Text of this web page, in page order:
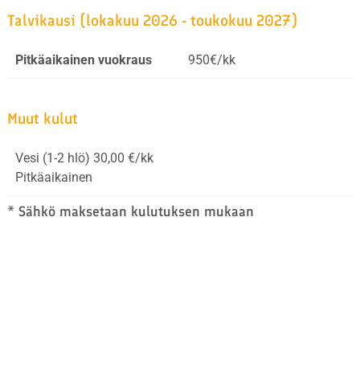
Talvikausi (lokakuu 2026 - toukokuu 2027)
Pitkäaikainen vuokraus 950€/kk
Muut kulut
Vesi (1-2 hlö) 30,00 €/kk
Pitkäaikainen
* Sähkö maksetaan kulutuksen mukaan